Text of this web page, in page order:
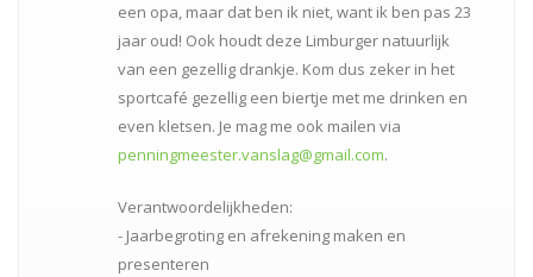
een opa, maar dat ben ik niet, want ik ben pas 23
jaar oud! Ook houdt deze Limburger natuurlijk
van een gezellig drankje. Kom dus zeker in het
sportcafé gezellig een biertje met me drinken en
even kletsen. Je mag me ook mailen via
penningmeester.vanslag@gmail.com.
Verantwoordelijkheden:
- Jaarbegroting en afrekening maken en
presenteren